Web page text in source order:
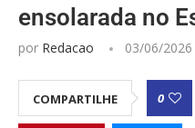
ensolarada no
por Redacao 03/06/2026
COMPARTILHE 0